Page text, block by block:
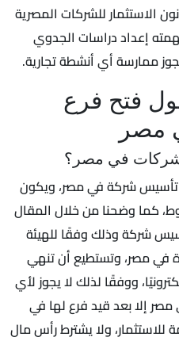
الاستثمار للشركات المصرية
إعداد دراسات الجدوي
ممارسة أي أنشطة تجارية.
فتح فرع
مصر
شركات في مصر؟
تأسيس شركة في مصر، ويكون
كما وضحنا من خلال المقال
شركة وذلك وفقًا للهيئة
في مصر، وتستطيع أن تنهي
ووفقًا لذلك لا يجوز لأي
إلا بعد قيد فرع لها في
للاستثمار، ولا يشترط رأس مال